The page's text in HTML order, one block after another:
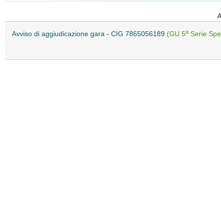
Avviso di aggiudicazione gara - CIG 7865056189 (GU 5a Serie